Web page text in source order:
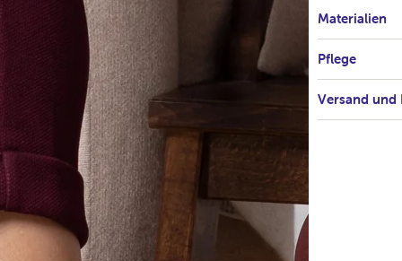
Materialien
Pflege
Versand und